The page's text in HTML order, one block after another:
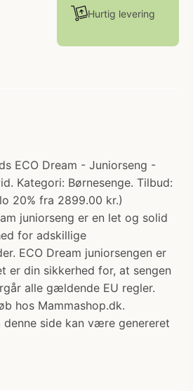
Hurtig levering
ECO Dream - Juniorseng -
Kategori: Børnesenge. Tilbud:
20% fra 2899.00 kr.)
juniorseng er en let og solid
for adskillige
ECO Dream juniorsengen er
er din sikkerhed for, at sengen
alle gældende EU regler.
hos Mammashop.dk.
side kan være genereret